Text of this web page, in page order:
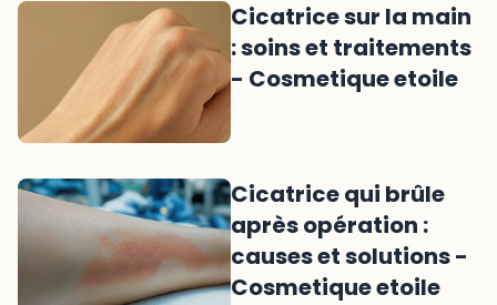
Cicatrice sur la main
: soins et traitements
- Cosmetique etoile
Cicatrice qui brûle
après opération :
causes et solutions -
Cosmetique etoile